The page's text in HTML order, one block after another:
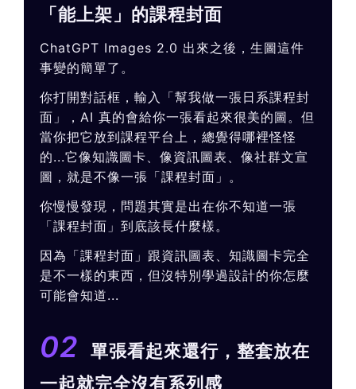
「能上架」的課程封面
ChatGPT Images 2.0 出來之後，生圖這件
事變的簡單了。
你打開對話框，輸入「幫我做一張日系課程封
面」，AI 真的會給你一張看起來很美的圖。但
當你把它放到課程平台上，總覺得哪裡怪怪
的...它像知識圖卡、像資訊圖表、像社群文宣
圖，就是不像一張「課程封面」。
你慢慢發現，問題其實是出在你不知道一張
「課程封面」到底該長什麼樣。
因為「課程封面」跟資訊圖表、知識圖卡完全
是不一樣的東西，但沒特別學過設計的你怎麼
可能會知道...
02
單張看起來還行，整套放在
一起就完全沒有系列感